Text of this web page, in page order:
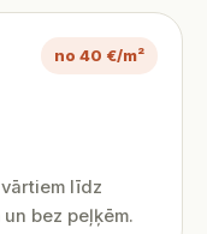
no 40 €/m²
līdz
bez peļķēm.